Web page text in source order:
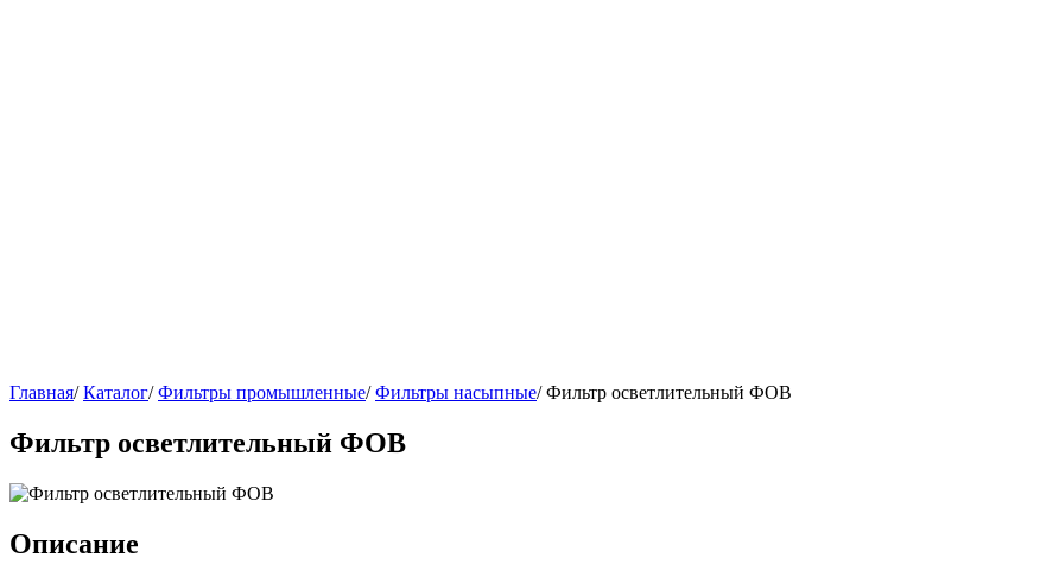
Главная/ Каталог/ Фильтры промышленные/ Фильтры насыпные/ Фильтр осветлительный ФОВ
Фильтр осветлительный ФОВ
Описание